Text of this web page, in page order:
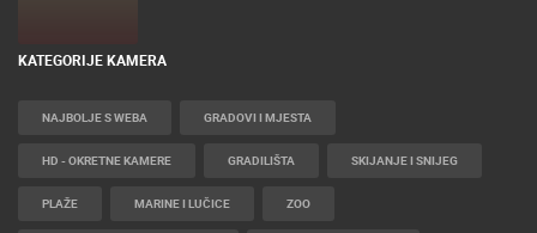
KATEGORIJE KAMERA
NAJBOLJE S WEBA GRADOVI I MJESTA
HD - OKRETNE KAMERE GRADILIŠTA SKIJANJE I SNIJEG
PLAŽE MARINE I LUČICE ZOO